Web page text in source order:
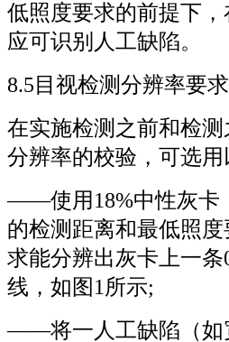
低照度要求的前提下
应可识别人工缺陷。
8.5目视检测分辨率要求
在实施检测之前和检
分辨率的校验，可选
——使用18%中性灰卡
的检测距离和最低照
求能分辨出灰卡上一条
线，如图1所示;
——将一人工缺陷（如